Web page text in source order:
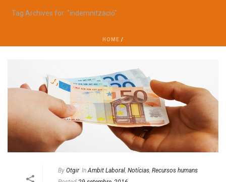
Tag Archives for: "indemnització"
HOME /
By Otgir In Ambit Laboral Notícias Recursos humans